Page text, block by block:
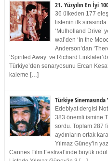
21. Yüzyılın En İyi
36 ülkeden 177
listenin ilk
‘Mulholland Drive’
wai’den ‘In the
Anderson’dan
‘Spirited Away’ ve Richard
Türkiye’den senaryosunu Ercan
kaleme […]
Türkiye Sinemasında
Edebiyat dergisi
383 önemli ismine
sordu. Toplam 287
aydınların ortak
Yılmaz Güney’in
Cannes Film Festival’inde büyük ödül